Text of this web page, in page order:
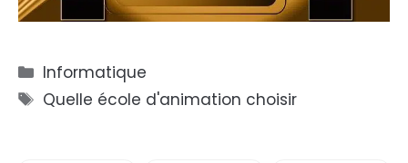
Catégories
Informatique
Étiquettes
Quelle école d'animation choisir